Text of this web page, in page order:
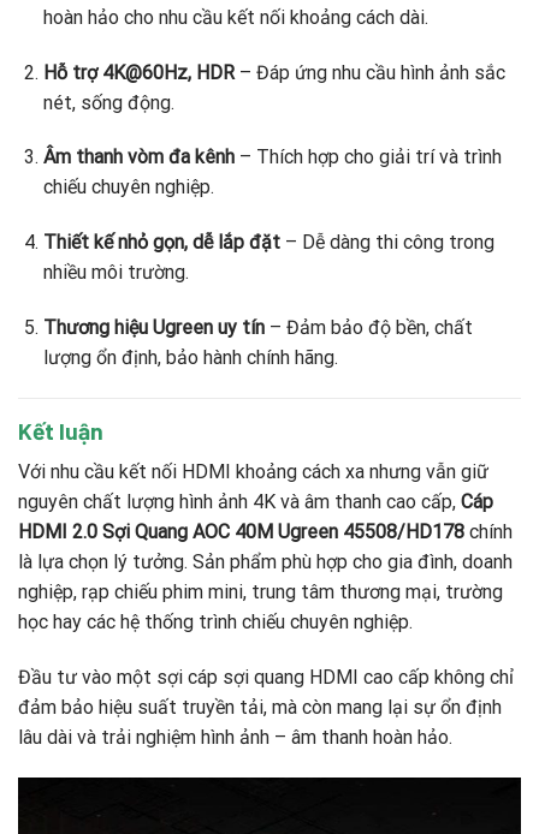
hoàn hảo cho nhu cầu kết nối khoảng cách dài.
Hỗ trợ 4K@60Hz, HDR– Đáp ứng nhu cầu hình ảnh sắc
nét, sống động.
Âm thanh vòm đa kênh– Thích hợp cho giải trí và trình
chiếu chuyên nghiệp.
Thiết kế nhỏ gọn, dễ lắp đặt– Dễ dàng thi công trong
nhiều môi trường.
Thương hiệu Ugreen uy tín– Đảm bảo độ bền, chất
lượng ổn định, bảo hành chính hãng.
Kết luận
Với nhu cầu kết nối HDMI khoảng cách xa nhưng vẫn giữ
nguyên chất lượng hình ảnh 4K và âm thanh cao cấp, Cáp
HDMI 2.0 Sợi Quang AOC 40M Ugreen 45508/HD178 chính
là lựa chọn lý tưởng. Sản phẩm phù hợp cho gia đình, doanh
nghiệp, rạp chiếu phim mini, trung tâm thương mại, trường
học hay các hệ thống trình chiếu chuyên nghiệp.
Đầu tư vào một sợi cáp sợi quang HDMI cao cấp không chỉ
đảm bảo hiệu suất truyền tải, mà còn mang lại sự ổn định
lâu dài và trải nghiệm hình ảnh – âm thanh hoàn hảo.